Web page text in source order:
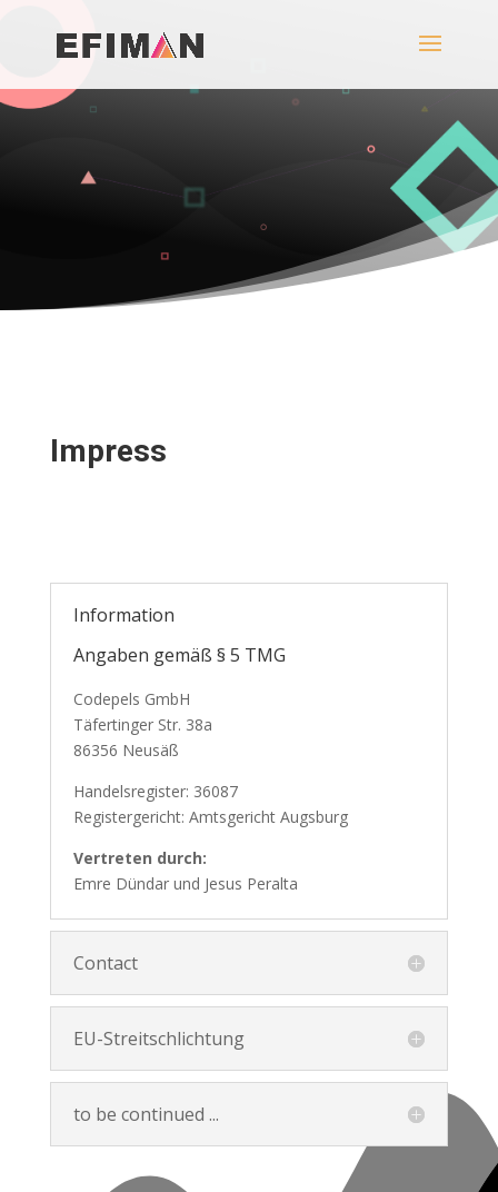
Impress
Information
Angaben gemäß § 5 TMG
Codepels GmbH
Täfertinger Str. 38a
86356 Neusäß
Handelsregister: 36087
Registergericht: Amtsgericht Augsburg
Vertreten durch:
Emre Dündar und Jesus Peralta
Contact
EU-Streitschlichtung
to be continued ...